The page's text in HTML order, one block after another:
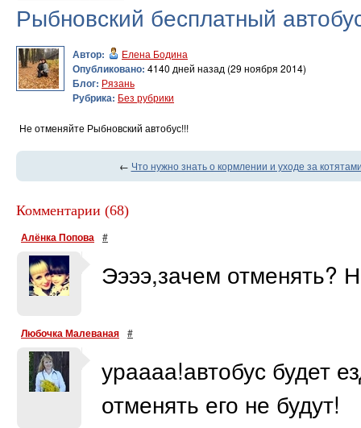
Рыбновский бесплатный
Автор: Елена Бодина
Опубликовано: 4140 дней назад (29 ноября 2014)
Блог: Рязань
Рубрика: Без рубрики
Не отменяйте Рыбновский автобус!!!
← Что нужно знать о кормлении и уходе за
Комментарии (68)
Алёнка Попова #
Ээээ,зачем отменять?
Любочка Малеваная #
ураааа!автобус будет
отменять его не будут!